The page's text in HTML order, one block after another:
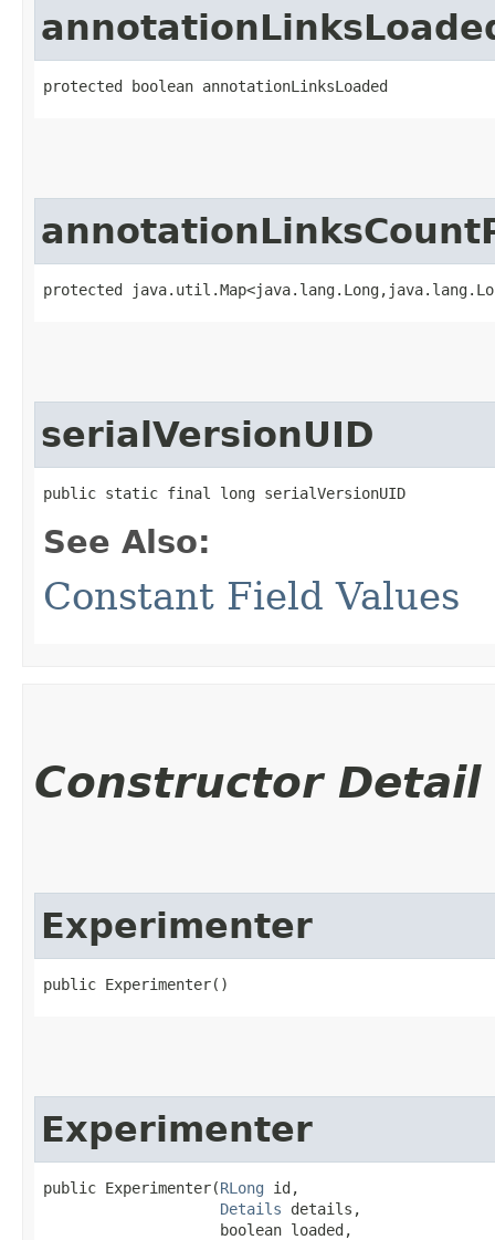
protected boolean annotationLinksLoaded
protected
serialVersionUID
public static final long serialVersionUID
See Also:
Constant Field Values
Constructor Detail
Experimenter
public Experimenter()
Experimenter
public Experimenter​(RLong id,
Details details,
                    boolean loaded,